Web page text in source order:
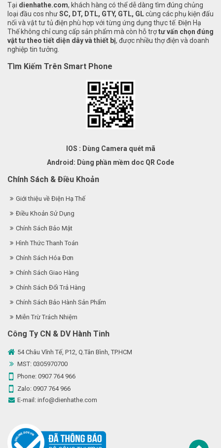
Tại dienhathe.com, khách hàng có thể dễ dàng tìm đúng chủng
loại đầu cos nhưSC, DT, DTL, GTY, GTL, GLcùng các phụ kiện đấu
nối và vật tư tủ điện phù hợp với từng ứng dụng thực tế. Điện Hạ
Thế không chỉ cung cấp sản phẩm mà còn hỗ trợtư vấn chọn đúng
vật tư theo tiết diện dây và thiết bị, được nhiều thợ điện và doanh
nghiệp tin tưởng.
Tìm Kiếm Trên Smart Phone
IOS : Dùng Camera quét mã
Android: Dùng phần mềm doc QR Code
Chính Sách & Điều Khoản
Giới thiệu về Điện Hạ Thế
Điều Khoản Sử Dụng
Chính Sách Bảo Mật
Hình Thức Thanh Toán
Chính Sách Hóa Đơn
Chính Sách Giao Hàng
Chính Sách Đổi Trả Hàng
Chính Sách Bảo Hành Sản Phẩm
Miễn Trừ Trách Nhiệm
Công Ty CN & DV Hành Tinh
54 Châu Vĩnh Tế, P12, Q.Tân Bình, TP.HCM
MST: 0305970700
Phone: 0907 764 966
Zalo: 0907 764 966
E-mail: info@dienhathe.com